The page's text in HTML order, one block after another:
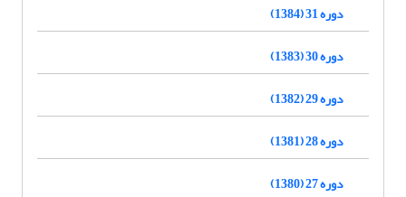
دوره 31 (1384)
دوره 30 (1383)
دوره 29 (1382)
دوره 28 (1381)
دوره 27 (1380)